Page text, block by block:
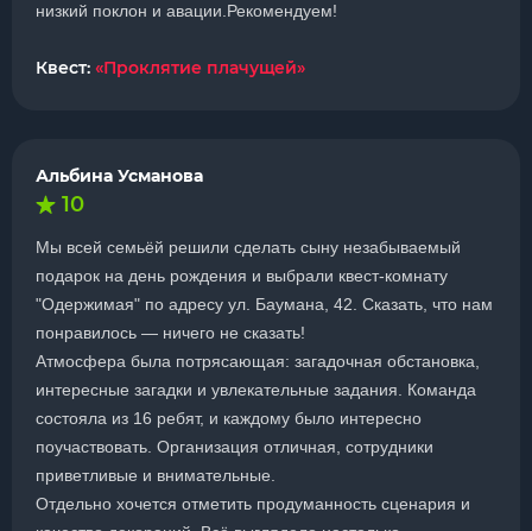
низкий поклон и авации.Рекомендуем!
Квест: «Проклятие плачущей»
Альбина Усманова
10
Мы всей семьёй решили сделать сыну незабываемый
подарок на день рождения и выбрали квест-комнату
"Одержимая" по адресу ул. Баумана, 42. Сказать, что нам
понравилось — ничего не сказать!
Атмосфера была потрясающая: загадочная обстановка,
интересные загадки и увлекательные задания. Команда
состояла из 16 ребят, и каждому было интересно
поучаствовать. Организация отличная, сотрудники
приветливые и внимательные.
Отдельно хочется отметить продуманность сценария и